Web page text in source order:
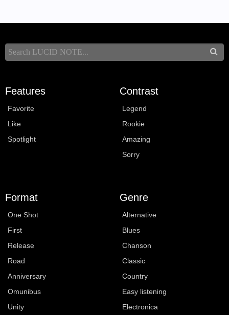
Features
Favorite
Like
Spotlight
Contrast
Legend
Rookie
Amazing
Sorry
Format
One Shot
First
Release
Road
Anniversary
Omunibus
Unity
Genre
Alternative
Blues
Chanson
Classic
Country
Easy listening
Electronica